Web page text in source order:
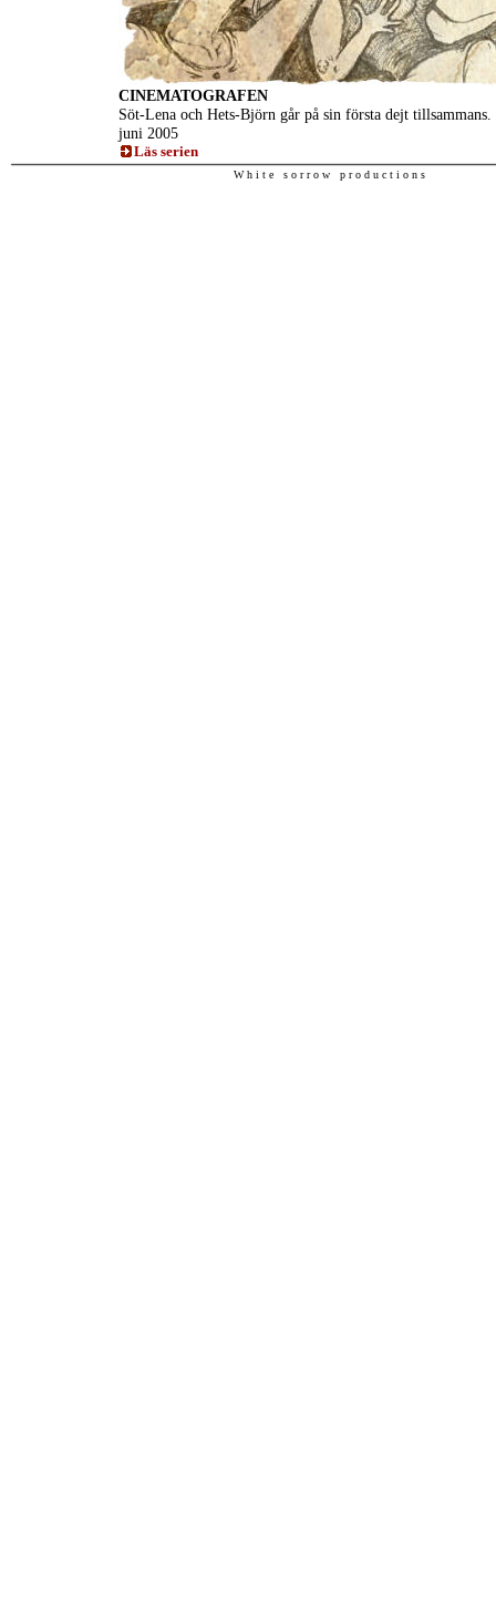
CINEMATOGRAFEN
Söt-Lena och Hets-Björn går på sin första dejt tillsammans.
juni 2005
Läs serien
W h i t e s o r r o w p r o d u c t i o n s